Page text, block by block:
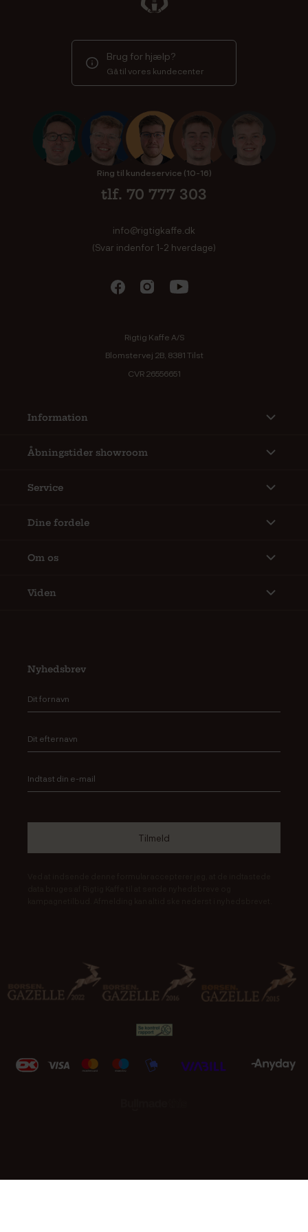
Brug for hjælp?
Gå til vores kundecenter
Ring til kundeservice (10-16)
tlf. 70 777 303
info@rigtigkaffe.dk
(Svar indenfor 1-2 hverdage)
Rigtig Kaffe A/S
Blomstervej 2B, 8381 Tilst
CVR 26556651
Information
Åbningstider showroom
Service
Dine fordele
Om os
Viden
Nyhedsbrev